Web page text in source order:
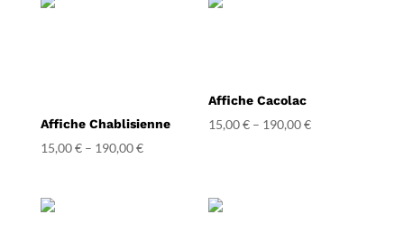
Affiche Chablisienne
15,00€– 190,00€
Affiche Cacolac
15,00€ – 190,00€